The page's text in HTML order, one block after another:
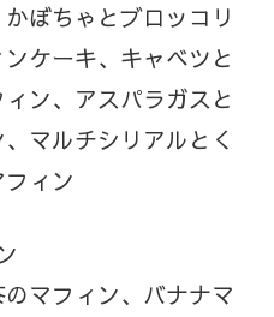
ぼちゃとブロッコリ
ケーキ、キャベツと
ン、アスパラガスと
マルチシリアルとく
ィン
マフィン、バナナマ